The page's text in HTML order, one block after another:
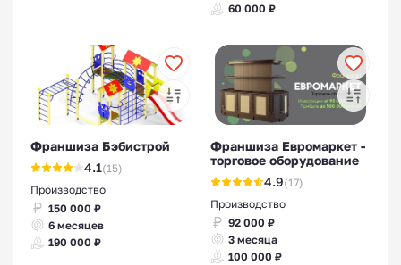
60 000 ₽
Франшиза Бэбистрой
4.1(15)
Производство
150 000 ₽
6 месяцев
190 000 ₽
Франшиза Евромаркет -
торговое оборудование
4.9(17)
Производство
92 000 ₽
3 месяца
100 000 ₽